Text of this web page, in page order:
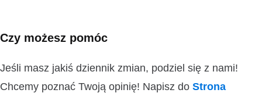
Czy możesz pomóc
Jeśli masz jakiś dziennik zmian, podziel się z nami!
Chcemy poznać Twoją opinię! Napisz do Strona